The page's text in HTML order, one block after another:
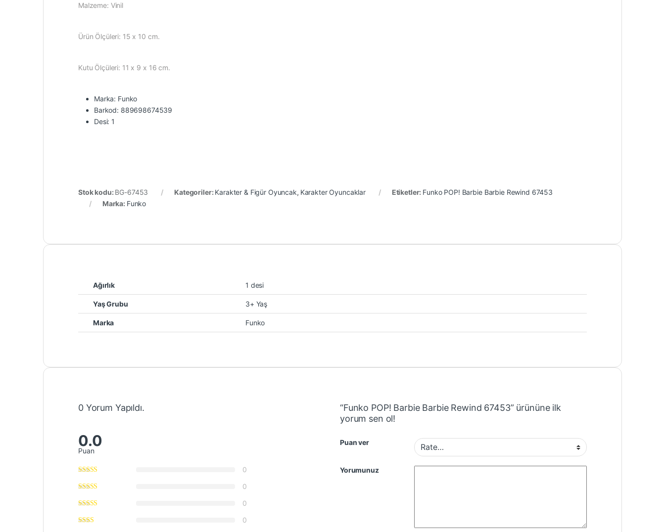
Malzeme: Vinil
Ürün Ölçüleri: 15 x 10 cm.
Kutu Ölçüleri: 11 x 9 x 16 cm.
Marka: Funko
Barkod: 889698674539
Desi: 1
Stok kodu: BG-67453 Kategoriler: Karakter & Figür Oyuncak, Karakter Oyuncaklar Etiketler: Funko POP! Barbie Barbie Rewind 67453
Marka: Funko
Ağırlık 1 desi
Yaş Grubu 3+ Yaş
Marka Funko
0 Yorum Yapıldı.
0.0
Puan
0
0
0
0
“Funko POP! Barbie Barbie Rewind 67453” ürününe ilk
yorum sen ol!
Puan ver
Yorumunuz